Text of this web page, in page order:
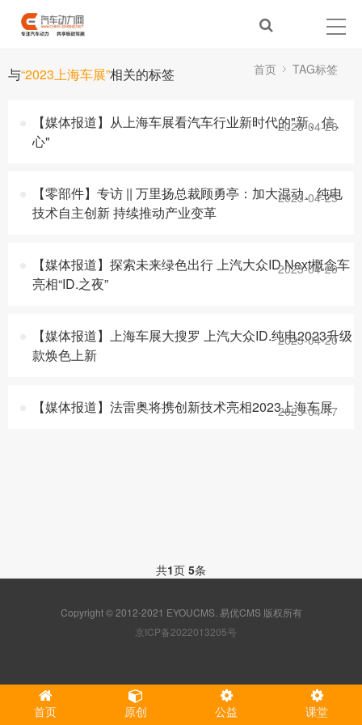
与“2023上海车展”相关的标签 首页 TAG标签
【媒体报道】从上海车展看汽车行业新时代的"新、信、
心"
2023-04-26
【零部件】专访 || 万里扬总裁顾勇亭：加大混动、纯电
技术自主创新 持续推动产业变革
2023-04-25
【媒体报道】探索未来绿色出行 上汽大众ID.Next概念车
亮相“ID.之夜”
2023-04-20
【媒体报道】上海车展大搜罗 上汽大众ID.纯电2023升级
款焕色上新
2023-04-20
【媒体报道】法雷奥将携创新技术亮相2023上海车展
2023-04-17
共1页 5条
Copyright © 2012-2021 EYOUCMS. 易优CMS 版权所有
京ICP备2022013205号
首页 原创 公益 课堂